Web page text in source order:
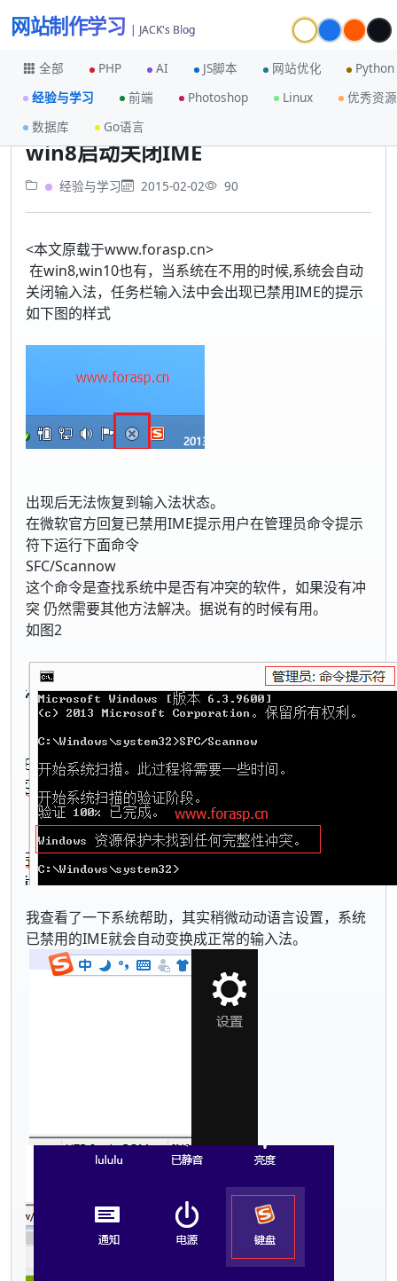
网站制作学习 | JACK's Blog
全部 PHP AI JS脚本 网站优化
Python
经验与学习
前端 Photoshop Linux
优秀资源
数据库
Go语言
首页 经验与学习 win8启动关闭IME
win8启动关闭IME
经验与学习 2015-02-02 90
<本文原载于www.forasp.cn>
在win8,win10也有，当系统在不用的时候,系统会自动
关闭输入法，任务栏输入法中会出现已禁用IME的提示
如下图的样式
出现后无法恢复到输入法状态。
在微软官方回复已禁用IME提示用户在管理员命令提示
符下运行下面命令
SFC/Scannow
这个命令是查找系统中是否有冲突的软件，如果没有冲
突 仍然需要其他方法解决。据说有的时候有用。
如图2
我查看了一下系统帮助，其实稍微动动语言设置，系统
已禁用的IME就会自动变换成正常的输入法。